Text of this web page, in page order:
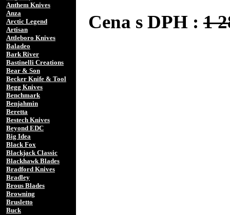
Anthem Knives
Anza
Arctic Legend
Artisan
Attleboro Knives
Baladeo
Bark River
Bastinelli Creations
Bear & Son
Becker Knife & Tool
Begg Knives
Benchmark
Benjahmin
Beretta
Bestech Knives
Beyond EDC
Big Idea
Black Fox
Blackjack Classic
Blackhawk Blades
Bradford Knives
Bradley
Brous Blades
Browning
Brusletto
Buck
Cena s DPH : 1